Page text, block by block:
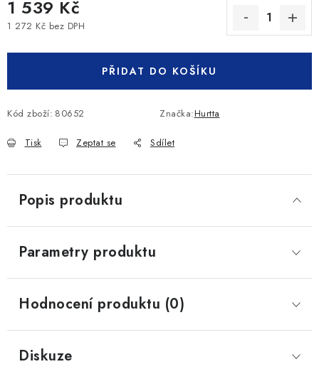
1 539 Kč
1 272 Kč bez DPH
PŘIDAT DO KOŠÍKU
Kód zboží: 80652 Značka:Hurtta
Tisk Zeptat se Sdílet
Popis produktu
Parametry produktu
Hodnocení produktu (0)
Diskuze